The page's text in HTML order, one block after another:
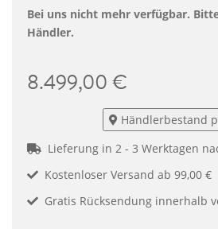
Bei uns nicht mehr verfügbar.
Händler.
8.499,00 €
Händlerbestand
Lieferung in 2 - 3 Werktagen
Kostenloser Versand ab 99,00 €
Gratis Rücksendung innerhalb